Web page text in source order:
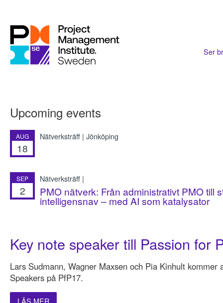
Ser
Upcoming events
AUG
18
Nätverksträff | Jönköping
SEP
2
Nätverksträff |
PMO nätverk: Från administrativt PMO till
intelligensnav – med AI som katalysator
Key note speaker till Passion for
Lars Sudmann, Wagner Maxsen och Pia Kinhult kommer
Speakers på PfP17.
LÄS MER